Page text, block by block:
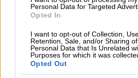
Personal Data for Targeted
Opted In
I want to opt-out of Collection,
Retention, Sale, and/or Sharing
Personal Data that Is Unrelated
Purposes for which it was
Opted Out
Απαντώντας για το τι
αναφορικά με τα
τοποθέτηση του τέως
Χακάν Φιντάν στη θέση
Εξωτερικών, σημειώνει
«Είναι άνθρωπος που δεν